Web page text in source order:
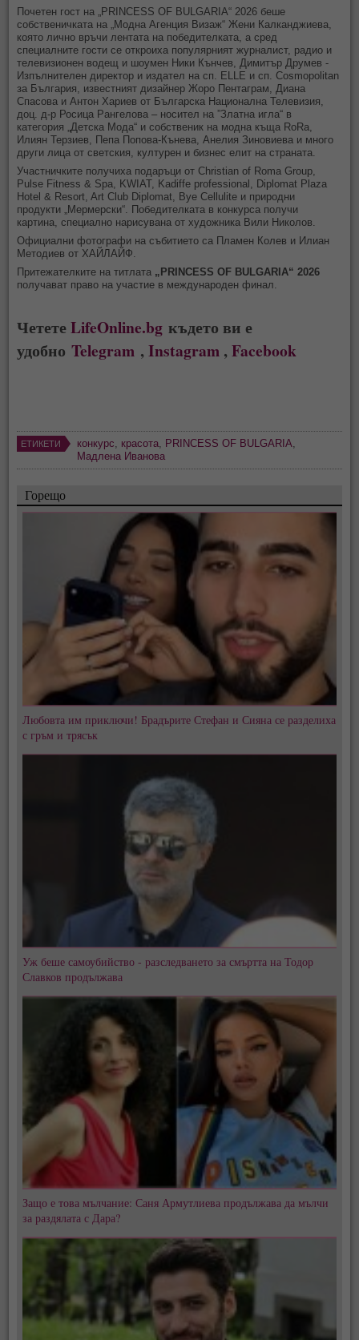
Почетен гост на „PRINCESS OF BULGARIA“ 2026 беше
собственичката на „Модна Агенция Визаж“ Жени Калканджиева,
която лично връчи лентата на победителката, а сред
специалните гости се откроиха популярният журналист, радио и
телевизионен водещ и шоумен Ники Кънчев, Димитър Друмев -
Изпълнителен директор и издател на сп. ELLE и сп. Cosmopolitan
за България, известният дизайнер Жоро Пентаграм, Диана
Спасова и Антон Хариев от Българска Национална Телевизия,
доц. д-р Росица Рангелова – носител на ”Златна игла“ в
категория „Детска Мода“ и собственик на модна къща RoRa,
Илиян Терзиев, Пепа Попова-Кънева, Анелия Зиновиева и много
други лица от светския, културен и бизнес елит на страната.
Участничките получиха подаръци от Christian of Roma Group,
Pulse Fitness & Spa, KWIAT, Kadiffe professional, Diplomat Plaza
Hotel & Resort, Art Club Diplomat, Bye Cellulite и природни
продукти „Мермерски“. Победителката в конкурса получи
картина, специално нарисувана от художника Вили Николов.
Официални фотографи на събитието са Пламен Колев и Илиан
Методиев от ХАЙЛАЙФ.
Притежателките на титлата „PRINCESS OF BULGARIA“ 2026
получават право на участие в международен финал.
ЧететеLifeOnline.bg където ви е
удобноTelegram ,Instagram ,Facebook
ЕТИКЕТИ конкурс красота PRINCESS OF BULGARIA
Мадлена Иванова
Горещо
Любовта им приключи! Брадърите Стефан и Сияна се разделиха
с гръм и трясък
Уж беше самоубийство - разследването за смъртта на Тодор
Славков продължава
Защо е това мълчание: Саня Армутлиева продължава да мълчи
за раздялата с Дара?